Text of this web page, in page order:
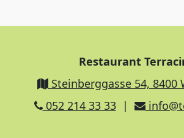
Restaurant
Steinberggasse 54, 8400
052 214 33 33|